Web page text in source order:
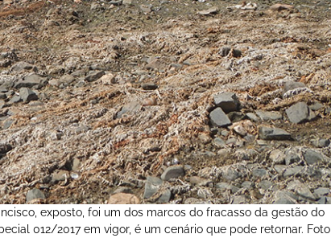
exposto, foi um dos marcos do fracasso da gestão do
012/2017 em vigor, é um cenário que pode retornar. Foto |